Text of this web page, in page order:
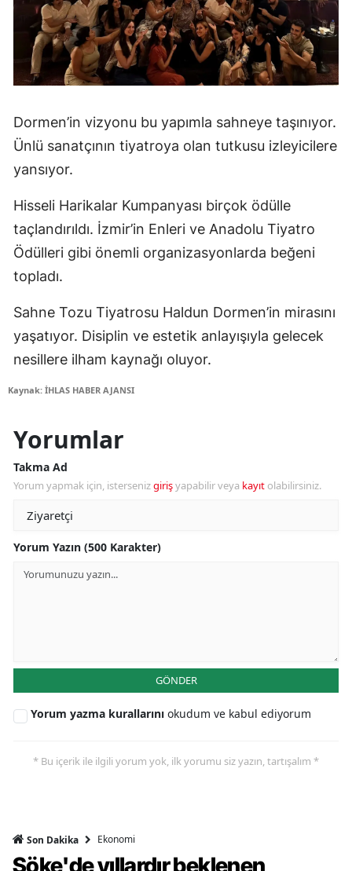
Dormen’in vizyonu bu yapımla sahneye taşınıyor.
Ünlü sanatçının tiyatroya olan tutkusu izleyicilere
yansıyor.
Hisseli Harikalar Kumpanyası birçok ödülle
taçlandırıldı. İzmir’in Enleri ve Anadolu Tiyatro
Ödülleri gibi önemli organizasyonlarda beğeni
topladı.
Sahne Tozu Tiyatrosu Haldun Dormen’in mirasını
yaşatıyor. Disiplin ve estetik anlayışıyla gelecek
nesillere ilham kaynağı oluyor.
Kaynak: İHLAS HABER AJANSI
Yorumlar
Takma Ad
Yorum yapmak için, istersenizgirişyapabilir veya kayıt olabilirsiniz.
Yorum Yazın (500 Karakter)
GÖNDER
Yorum yazma kurallarını okudum ve kabul ediyorum
* Bu içerik ile ilgili yorum yok, ilk yorumu siz yazın, tartışalım *
Son Dakika Ekonomi
Söke'de yıllardır beklenen